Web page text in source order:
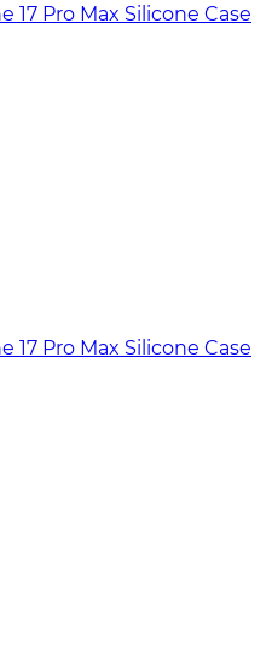
17 Pro Max Silicone Case
17 Pro Max Silicone Case